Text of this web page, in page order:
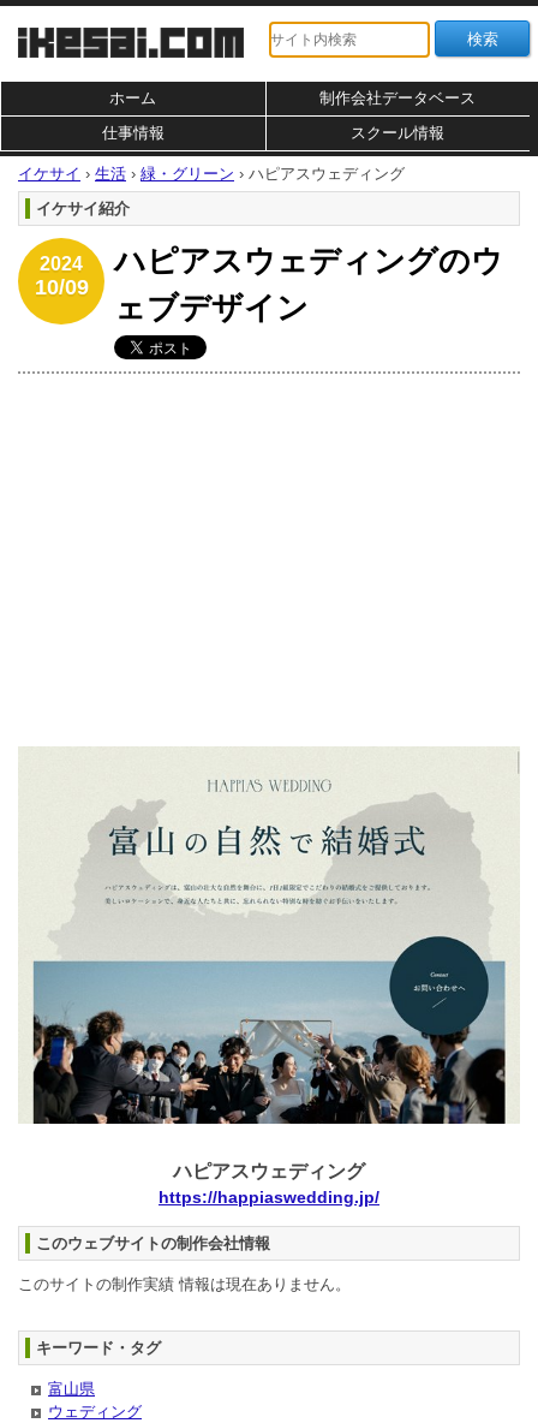
ホーム
制作会社データベース
仕事情報
スクール情報
イケサイ › 生活 › 緑・グリーン › ハピアスウェディング
イケサイ紹介
2024
10/09
ハピアスウェディングのウ
ェブデザイン
ハピアスウェディング
https://happiaswedding.jp/
このウェブサイトの制作会社情報
このサイトの制作実績 情報は現在ありません。
キーワード・タグ
富山県
ウェディング